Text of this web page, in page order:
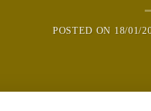
POSTED ON 18/01/